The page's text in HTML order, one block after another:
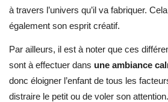
à travers l’univers qu’il va fabriquer.
également son esprit créatif.
Par ailleurs, il est à noter que ces
sont à effectuer dans une ambiance
donc éloigner l’enfant de tous les
distraire le petit ou de voler son